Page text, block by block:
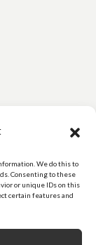
We do this to
Consenting to these
or unique IDs on this
certain features and